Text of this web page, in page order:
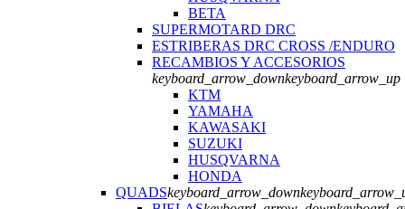
BETA
SUPERMOTARD DRC
ESTRIBERAS DRC CROSS /ENDURO
RECAMBIOS Y ACCESORIOS
keyboard_arrow_downkeyboard_arrow_up
KTM
YAMAHA
KAWASAKI
SUZUKI
HUSQVARNA
HONDA
QUADSkeyboard_arrow_down